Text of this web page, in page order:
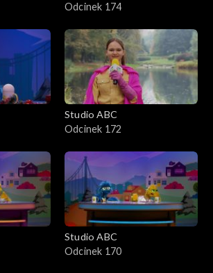
Odcinek 174
Studio ABC
Odcinek 172
Studio ABC
Odcinek 170